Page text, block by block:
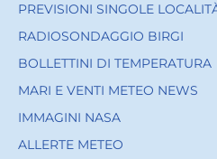
PREVISIONI SINGOLE
RADIOSONDAGGIO BIRGI
BOLLETTINI DI TEMPERATURA
MARI E VENTI METEO NEWS
IMMAGINI NASA
ALLERTE METEO